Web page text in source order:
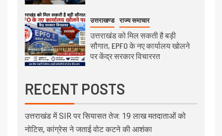
उत्तराखण्ड राज्य समाचार
उत्तराखंड को मिल सकती है बड़ी
सौगात, EPFO के नए कार्यालय खोलने
पर केंद्र सरकार विचाररत
RECENT POSTS
उत्तराखंड में SIR पर सियासत तेज: 19 लाख मतदाताओं को
नोटिस, कांग्रेस ने जताई वोट कटने की आशंका